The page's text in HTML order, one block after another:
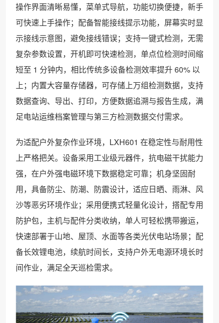
操作界面清晰易懂，菜单式导航，功能切换便捷，新手
可快速上手操作；配备智能接线提示功能，屏幕实时显
示接线示意图，避免接线错误；支持一键式检测，无需
复杂参数设置，开机即可快速检测，单点位检测时间缩
短至 1 分钟内，相比传统多设备检测效率提升 60% 以
上；内置大容量存储器，可存储上万组检测数据，支持
数据查询、导出、打印，方便数据追溯与报告生成，满
足电站运维档案管理与第三方检测数据交付需求。
为适配户外复杂作业环境，LXH601 在稳定性与耐用性
上严格把关。设备采用工业级元器件，抗电磁干扰能力
强，在户外强电磁环境下数据稳定可靠；机身坚固耐
用，具备防尘、防潮、防震设计，适应日晒、雨淋、风
沙等恶劣环境作业；采用便携式轻量化设计，搭配专用
防护包，主机与配件分类收纳，单人可轻松携带搬运，
快速部署于山地、屋顶、水面等各类光伏电站场景；配
备长效锂电池，续航时间长，支持户外无电源环境长时
间作业，满足全天巡检需求。